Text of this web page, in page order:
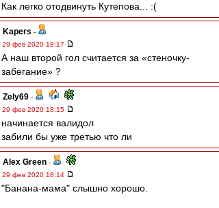
Как легко отодвинуть Кутепова... :(
Kapers -
29 фев 2020 18:17
А наш второй гол считается за «стеночку-
забегание» ?
Zely69 -
29 фев 2020 18:15
начинается валидол
забили бы уже третью что ли
Alex Green -
29 фев 2020 18:14
"Банана-мама" слышно хорошо.